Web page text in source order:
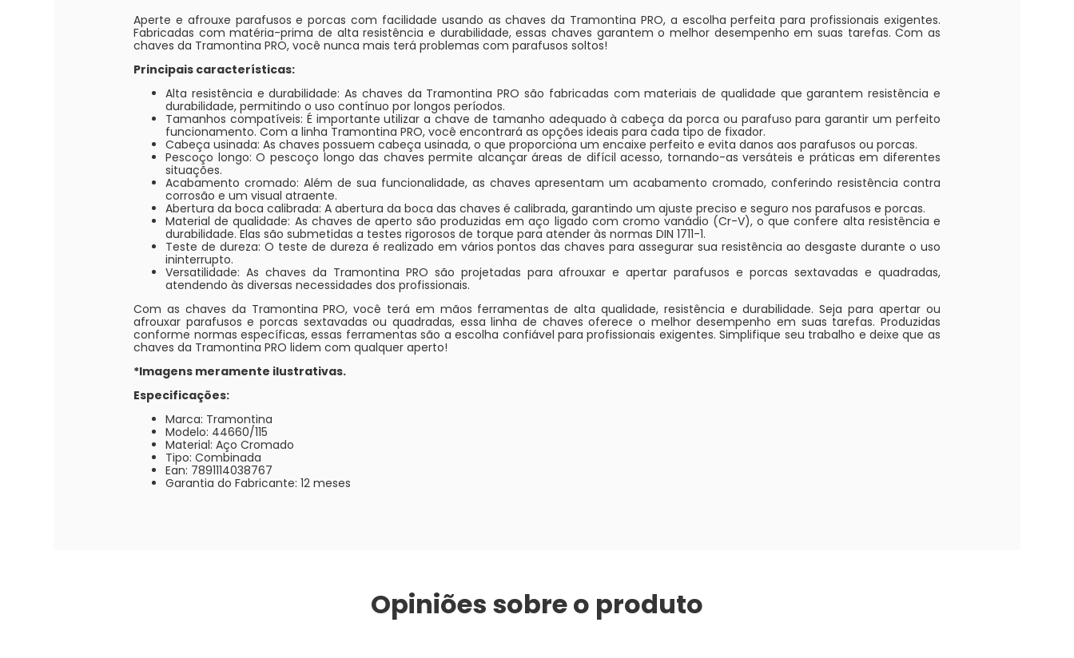
Aperte e afrouxe parafusos e porcas com facilidade usando as chaves da Tramontina PRO, a escolha perfeita para profissionais exigentes.
Fabricadas com matéria-prima de alta resistência e durabilidade, essas chaves garantem o melhor desempenho em suas tarefas. Com as
chaves da Tramontina PRO, você nunca mais terá problemas com parafusos soltos!
Principais características:
Alta resistência e durabilidade: As chaves da Tramontina PRO são fabricadas com materiais de qualidade que garantem resistência e
durabilidade, permitindo o uso contínuo por longos períodos.
Tamanhos compatíveis: É importante utilizar a chave de tamanho adequado à cabeça da porca ou parafuso para garantir um perfeito
funcionamento. Com a linha Tramontina PRO, você encontrará as opções ideais para cada tipo de fixador.
Cabeça usinada: As chaves possuem cabeça usinada, o que proporciona um encaixe perfeito e evita danos aos parafusos ou porcas.
Pescoço longo: O pescoço longo das chaves permite alcançar áreas de difícil acesso, tornando-as versáteis e práticas em diferentes
situações.
Acabamento cromado: Além de sua funcionalidade, as chaves apresentam um acabamento cromado, conferindo resistência contra
corrosão e um visual atraente.
Abertura da boca calibrada: A abertura da boca das chaves é calibrada, garantindo um ajuste preciso e seguro nos parafusos e porcas.
Material de qualidade: As chaves de aperto são produzidas em aço ligado com cromo vanádio (Cr-V), o que confere alta resistência e
durabilidade. Elas são submetidas a testes rigorosos de torque para atender às normas DIN 1711-1.
Teste de dureza: O teste de dureza é realizado em vários pontos das chaves para assegurar sua resistência ao desgaste durante o uso
ininterrupto.
Versatilidade: As chaves da Tramontina PRO são projetadas para afrouxar e apertar parafusos e porcas sextavadas e quadradas,
atendendo às diversas necessidades dos profissionais.
Com as chaves da Tramontina PRO, você terá em mãos ferramentas de alta qualidade, resistência e durabilidade. Seja para apertar ou
afrouxar parafusos e porcas sextavadas ou quadradas, essa linha de chaves oferece o melhor desempenho em suas tarefas. Produzidas
conforme normas específicas, essas ferramentas são a escolha confiável para profissionais exigentes. Simplifique seu trabalho e deixe que as
chaves da Tramontina PRO lidem com qualquer aperto!
*Imagens meramente ilustrativas.
Especificações:
Marca: Tramontina
Modelo: 44660/115
Material: Aço Cromado
Tipo: Combinada
Ean: 7891114038767
Garantia do Fabricante: 12 meses
Opiniões sobre o produto